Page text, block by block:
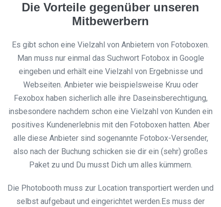
Die Vorteile gegenüber unseren
Mitbewerbern
Es gibt schon eine Vielzahl von Anbietern von Fotoboxen.
Man muss nur einmal das Suchwort Fotobox in Google
eingeben und erhält eine Vielzahl von Ergebnisse und
Webseiten. Anbieter wie beispielsweise Kruu oder
Fexobox haben sicherlich alle ihre Daseinsberechtigung,
insbesondere nachdem schon eine Vielzahl von Kunden ein
positives Kundenerlebnis mit den Fotoboxen hatten. Aber
alle diese Anbieter sind sogenannte Fotobox-Versender,
also nach der Buchung schicken sie dir ein (sehr) großes
Paket zu und Du musst Dich um alles kümmern.
Die Photobooth muss zur Location transportiert werden und
selbst aufgebaut und eingerichtet werden.Es muss der